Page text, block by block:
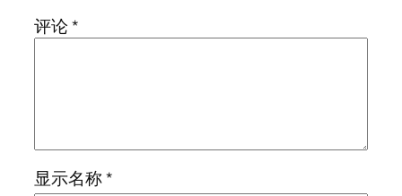
评论*
显示名称*